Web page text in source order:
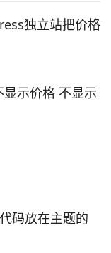
独立站把价格
示价格 不显示
码放在主题的